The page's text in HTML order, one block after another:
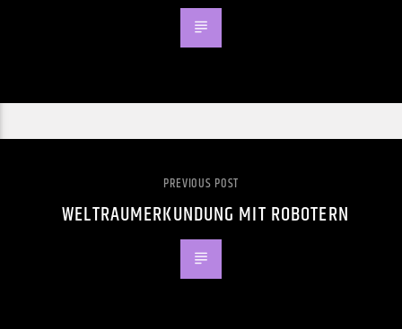
PREVIOUS POST
WELTRAUMERKUNDUNG MIT ROBOTERN